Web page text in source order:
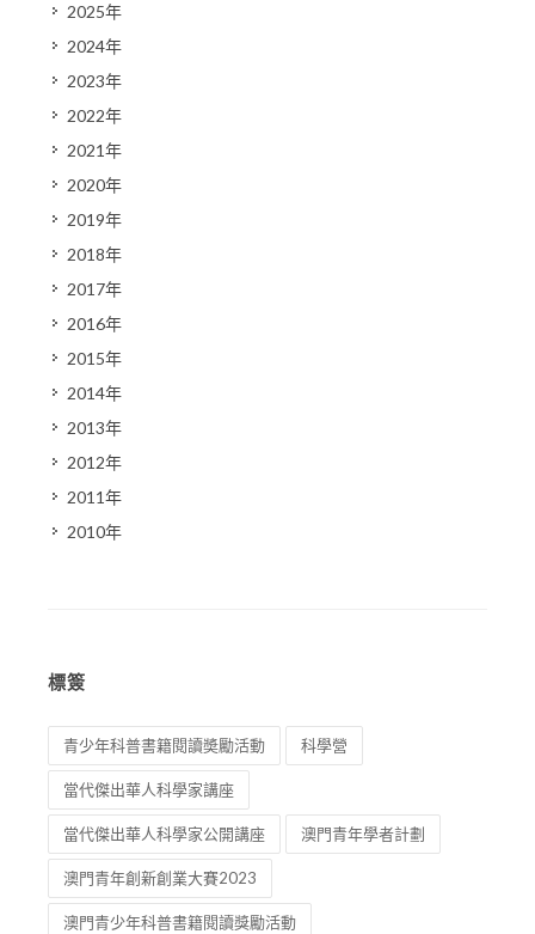
2025年
2024年
2023年
2022年
2021年
2020年
2019年
2018年
2017年
2016年
2015年
2014年
2013年
2012年
2011年
2010年
標簽
青少年科普書籍閱讀奬勵活動 科學營
當代傑出華人科學家講座
當代傑出華人科學家公開講座 澳門青年學者計劃
澳門青年創新創業大賽2023
澳門青少年科普書籍閱讀獎勵活動